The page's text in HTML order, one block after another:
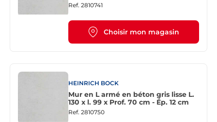
Ref. 2810741
Choisir mon magasin
HEINRICH BOCK
Mur en L armé en béton gris lisse L.
130 x l. 99 x Prof. 70 cm - Ép. 12 cm
Ref. 2810750